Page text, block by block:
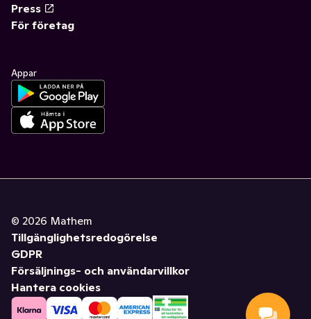
Press
För företag
Appar
© 2026 Mathem
Tillgänglighetsredogörelse
GDPR
Försäljnings- och användarvillkor
Hantera cookies